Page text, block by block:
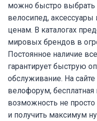
можно быстро
велосипед, аксессуары
ценам. В каталогах
мировых брендов в
Постоянное наличие
гарантирует быструю
обслуживание. На
велофорум, бесплатная
возможность не
и получить максимум